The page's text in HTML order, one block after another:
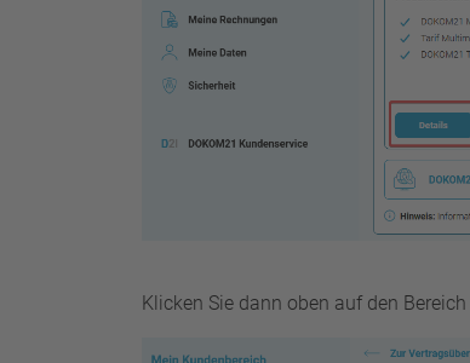
Klicken Sie dann oben auf den Bereich